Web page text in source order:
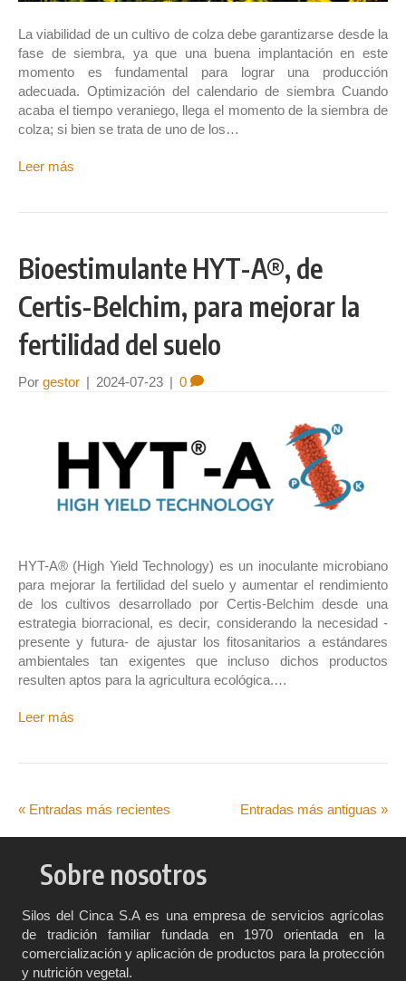
La viabilidad de un cultivo de colza debe garantizarse desde la
fase de siembra, ya que una buena implantación en este
momento es fundamental para lograr una producción
adecuada. Optimización del calendario de siembra Cuando
acaba el tiempo veraniego, llega el momento de la siembra de
colza; si bien se trata de uno de los…
Leer más
Bioestimulante HYT-A®, de
Certis-Belchim, para mejorar la
fertilidad del suelo
Por gestor | 2024-07-23 | 0
HYT-A® (High Yield Technology) es un inoculante microbiano
para mejorar la fertilidad del suelo y aumentar el rendimiento
de los cultivos desarrollado por Certis-Belchim desde una
estrategia biorracional, es decir, considerando la necesidad -
presente y futura- de ajustar los fitosanitarios a estándares
ambientales tan exigentes que incluso dichos productos
resulten aptos para la agricultura ecológica.…
Leer más
« Entradas más recientes Entradas más antiguas »
Sobre nosotros
Silos del Cinca S.A es una empresa de servicios agrícolas
de tradición familiar fundada en 1970 orientada en la
comercialización y aplicación de productos para la protección
y nutrición vegetal.